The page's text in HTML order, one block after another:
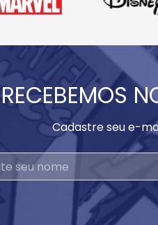
RECEBEMOS
Cadastre seu e-